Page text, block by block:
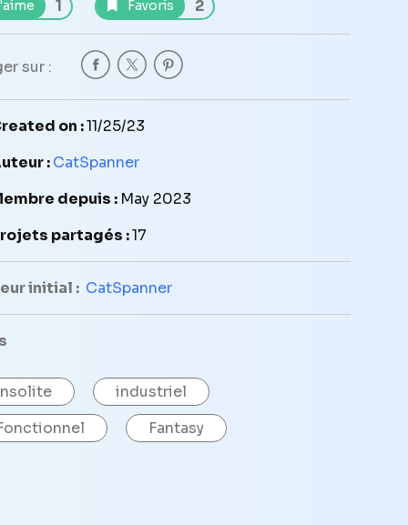
1 Favoris 2
sur :
on :11/25/23
:CatSpanner
depuis : May 2023
partagés :17
initial : CatSpanner
industriel
Fantasy